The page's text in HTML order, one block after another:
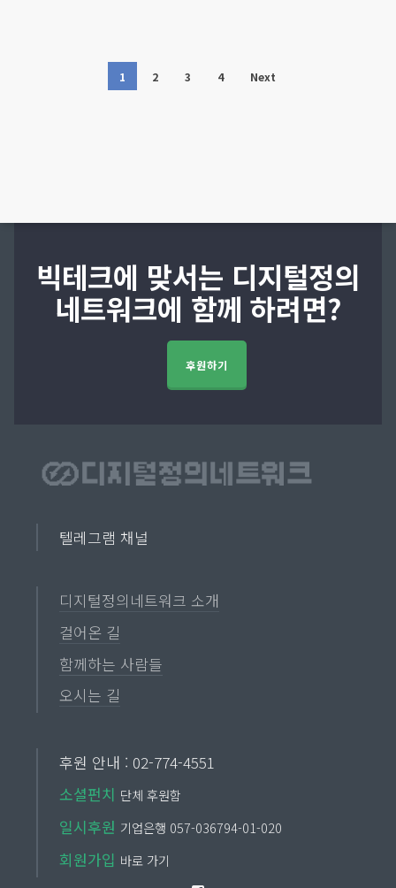
1 2 3 4 Next
빅테크에 맞서는 디지털정의
네트워크에 함께 하려면?
후원하기
텔레그램 채널
디지털정의네트워크 소개
걸어온 길
함께하는 사람들
오시는 길
후원 안내 : 02-774-4551
소셜펀치 단체 후원함
일시후원 기업은행 057-036794-01-020
회원가입 바로 가기